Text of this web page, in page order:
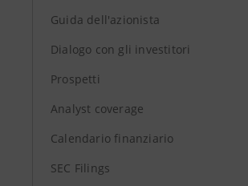
Guida dell'azionista
Dialogo con gli investitori
Prospetti
Analyst coverage
Calendario finanziario
SEC Filings